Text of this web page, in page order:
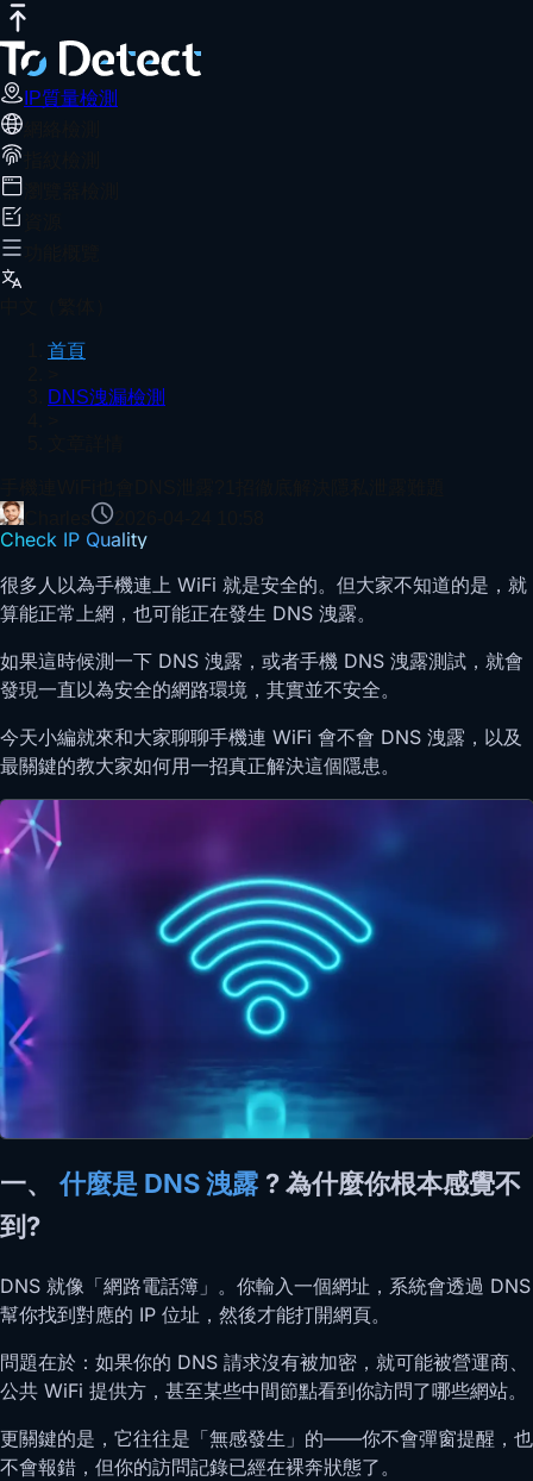
IP質量檢測
手機連WiFi也會DNS泄露?1招徹底解決隱
手機連WiFi仍可能發生DNS泄露，導致訪問記錄暴露。通過
首頁
推薦閱讀
IP質量檢測
首頁
DNS洩漏檢測
Check IP Quality
很多人以為手機連上 WiFi 就是安全的。但大家不知道的是，就
算能正常上網，也可能正在發生 DNS 洩露。
如果這時候測一下 DNS 洩露，或者手機 DNS 洩露測試，就會
發現一直以為安全的網路環境，其實並不安全。
今天小編就來和大家聊聊手機連 WiFi 會不會 DNS 洩露，以及
最關鍵的教大家如何用一招真正解決這個隱患。
一、 什麼是 DNS 洩露 ? 為什麼你根本感覺不
到?
DNS 就像「網路電話簿」。你輸入一個網址，系統會透過 DNS
幫你找到對應的 IP 位址，然後才能打開網頁。
問題在於：如果你的 DNS 請求沒有被加密，就可能被營運商、
公共 WiFi 提供方，甚至某些中間節點看到你訪問了哪些網站。
更關鍵的是，它往往是「無感發生」的——你不會彈窗提醒，也
不會報錯，但你的訪問記錄已經在裸奔狀態了。